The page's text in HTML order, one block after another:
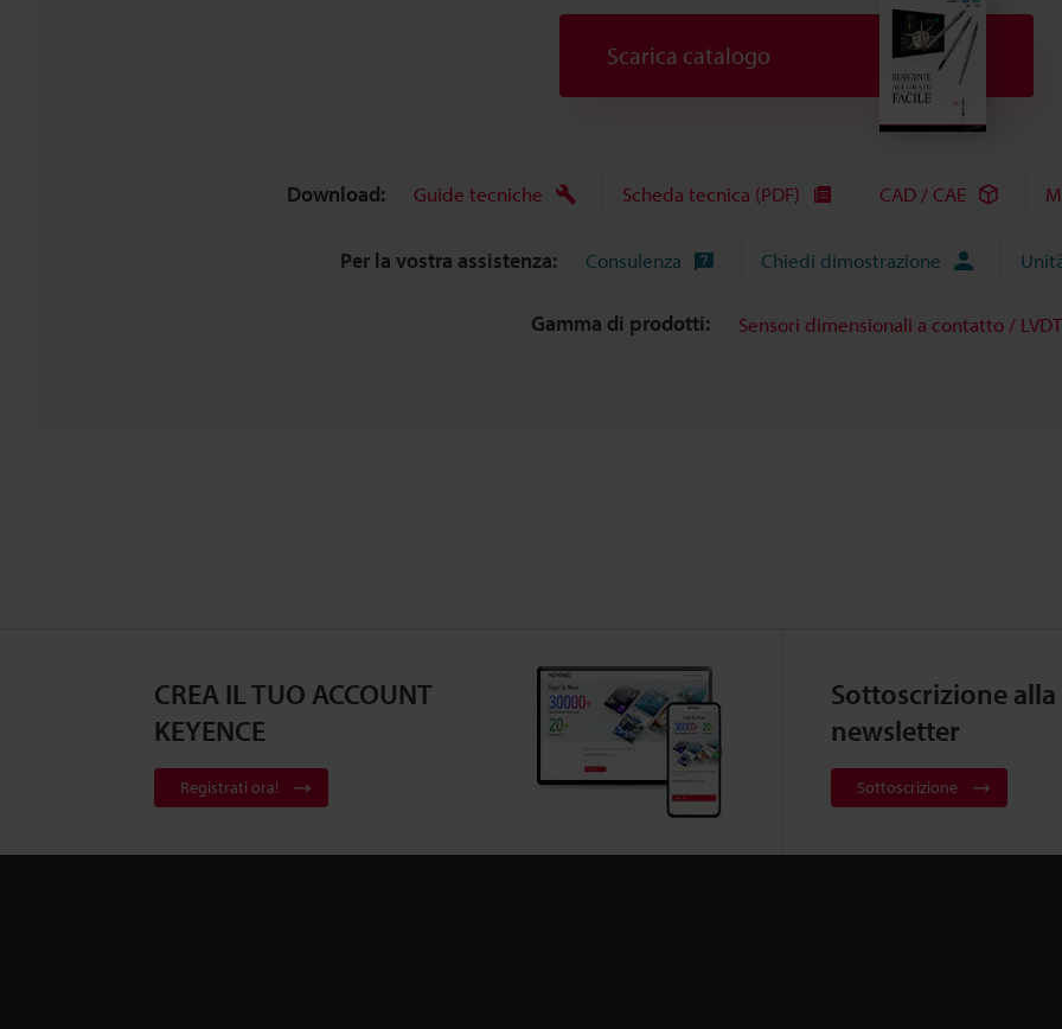
Scarica catalogo
Download: Guide tecniche Scheda tecnica (PDF) CAD / CAE
Per la vostra assistenza: Consulenza Chiedi dimostrazione
Gamma di prodotti: Sensori dimensionali a contatto / LVDT
CREA IL TUO ACCOUNT
KEYENCE
Registrati ora!
Sottoscrizione alla
newsletter
Sottoscrizione